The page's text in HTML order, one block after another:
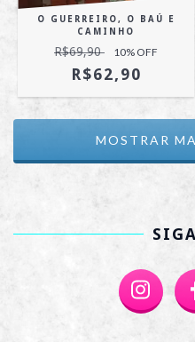
O GUERREIRO, O BAÚ E
CAMINHO
R$69,90 10% OFF
R$62,90
MOSTRAR